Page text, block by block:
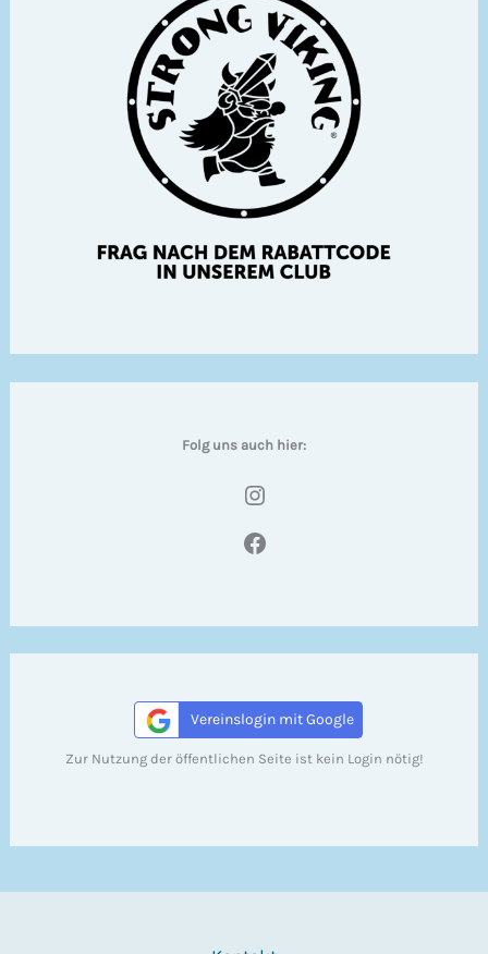
Folg uns auch hier:
Instagram
Facebook
Vereinslogin mit Google
Zur Nutzung der öffentlichen Seite ist kein Login nötig!